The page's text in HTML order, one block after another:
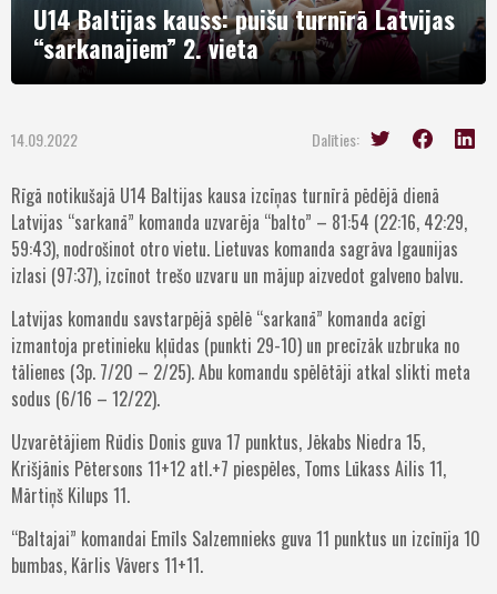
U14 Baltijas kauss: puišu turnīrā Latvijas
“sarkanajiem” 2. vieta
14.09.2022 Dalīties:
Rīgā notikušajā U14 Baltijas kausa izcīņas turnīrā pēdējā dienā
Latvijas “sarkanā” komanda uzvarēja “balto” – 81:54 (22:16, 42:29,
59:43), nodrošinot otro vietu. Lietuvas komanda sagrāva Igaunijas
izlasi (97:37), izcīnot trešo uzvaru un mājup aizvedot galveno balvu.
Latvijas komandu savstarpējā spēlē “sarkanā” komanda acīgi
izmantoja pretinieku kļūdas (punkti 29-10) un precīzāk uzbruka no
tālienes (3p. 7/20 – 2/25). Abu komandu spēlētāji atkal slikti meta
sodus (6/16 – 12/22).
Uzvarētājiem Rūdis Donis guva 17 punktus, Jēkabs Niedra 15,
Krišjānis Pētersons 11+12 atl.+7 piespēles, Toms Lūkass Ailis 11,
Mārtiņš Kilups 11.
“Baltajai” komandai Emīls Salzemnieks guva 11 punktus un izcīnīja 10
bumbas, Kārlis Vāvers 11+11.